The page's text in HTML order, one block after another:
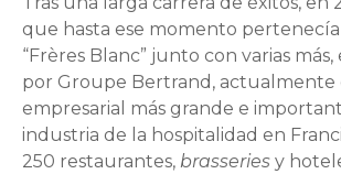
que hasta ese momento
“Frères Blanc” junto con varias
por Groupe Bertrand, actualmente
empresarial más grande e
industria de la hospitalidad en
250 restaurantes, brasseries y